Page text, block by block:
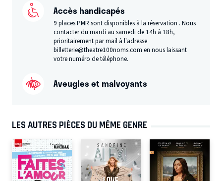
Accès handicapés
9 places PMR sont disponibles à la réservation . Nous
contacter du mardi au samedi de 14h à 18h,
prioritairement par mail à l’adresse
billetterie@theatre100noms.com en nous laissant
votre numéro de téléphone.
Aveugles et malvoyants
LES AUTRES PIÈCES DU MÊME GENRE